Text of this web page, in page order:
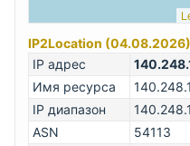
IP2Location (04.08.2026)
IP адрес
Имя ресурса
IP диапазон
ASN
54113